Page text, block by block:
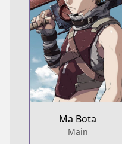
Ma Bota
Main